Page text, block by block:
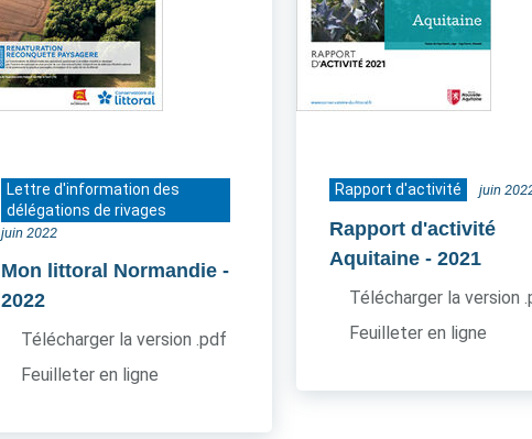
Lettre d'information des
délégations de rivages
juin 2022
Mon littoral Normandie -
2022
Télécharger la version .pdf
Feuilleter en ligne
Rapport d'activité juin
Rapport d'activité
Aquitaine - 2021
Télécharger la version
Feuilleter en ligne